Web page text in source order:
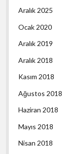
Aralık 2025
Ocak 2020
Aralık 2019
Aralık 2018
Kasım 2018
Ağustos 2018
Haziran 2018
Mayıs 2018
Nisan 2018